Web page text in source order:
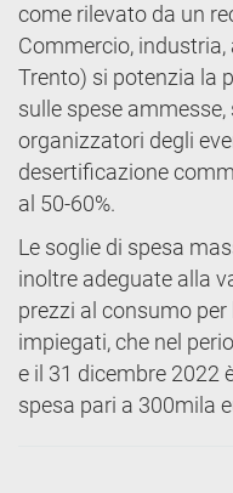
come rilevato da un
Commercio,
Trento) si potenzia la
sulle spese
organizzatori degli
desertificazione
al 50-60%.
Le soglie di spesa
inoltre adeguate alla
prezzi al consumo
impiegati, che nel
e il 31 dicembre 2022
spesa pari a 300mila